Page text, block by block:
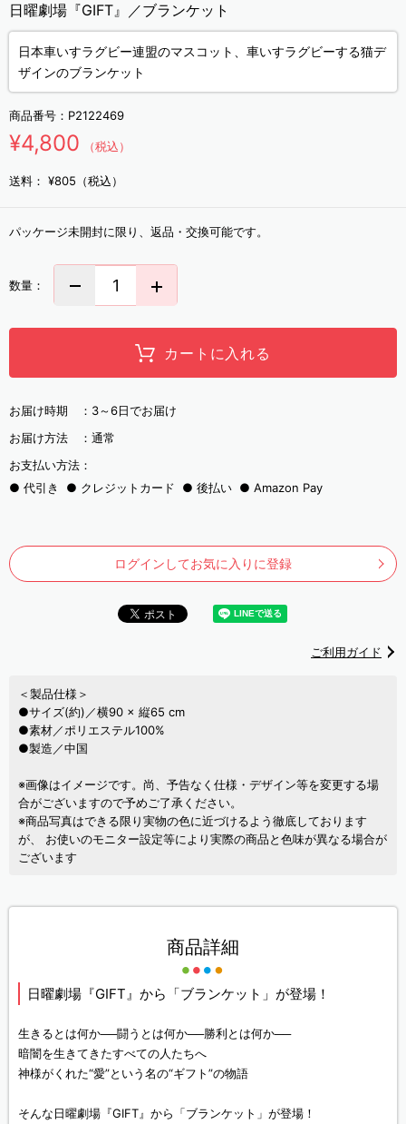
日曜劇場『GIFT』／ブランケット
日本車いすラグビー連盟のマスコット、車いすラグビーする猫デ
ザインのブランケット
商品番号： P2122469
¥4,800 （税込）
送料： ¥805（税込）
パッケージ未開封に限り、返品・交換可能です。
数量：
カートに入れる
お届け時期 ： 3～6日でお届け
お届け方法 ： 通常
お支払い方法：
代引き
クレジットカード 後払い Amazon Pay
ログインしてお気に入りに登録
ご利用ガイド
＜製品仕様＞
●サイズ(約)／横90 × 縦65 cm
●素材／ポリエステル100%
●製造／中国
※画像はイメージです。尚、予告なく仕様・デザイン等を変更する場
合がございますので予めご了承ください。
※商品写真はできる限り実物の色に近づけるよう徹底しております
が、 お使いのモニター設定等により実際の商品と色味が異なる場合が
ございます
商品詳細
日曜劇場『GIFT』から「ブランケット」が登場！
生きるとは何か──闘うとは何か──勝利とは何か──
暗闇を生きてきたすべての人たちへ
神様がくれた“愛”という名の“ギフト”の物語
そんな日曜劇場『GIFT』から「ブランケット」が登場！